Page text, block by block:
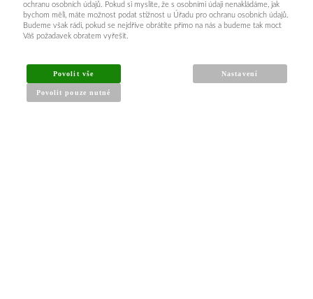
INFORMACE PRO KUPUJÍCÍ
Obchodní podmínky
ochranu osobních údajů. Pokud si myslíte, že s osobními údaji nenakládáme, jak
bychom měli, máte možnost podat stížnost u Úřadu pro ochranu osobních údajů.
Budeme však rádi, pokud se nejdříve obrátíte přímo na nás a budeme tak moct
Váš požadavek obratem vyřešit.
Povolit vše
Povolit pouze nutné
Nastavení